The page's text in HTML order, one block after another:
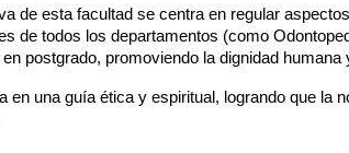
de esta facultad se centra en regular
de todos los departamentos (como
postgrado, promoviendo la dignidad humana
una guía ética y espiritual, logrando que la